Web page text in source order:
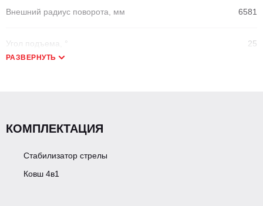
Внешний радиус поворота, мм 6581
Угол подъема, ° 25
Размер передних шин
РАЗВЕРНУТЬ
КОМПЛЕКТАЦИЯ
Стабилизатор стрелы
Ковш 4в1